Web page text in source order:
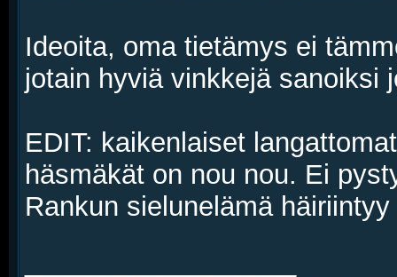
Ideoita, oma tietämys ei
jotain hyviä vinkkejä sanoiksi
EDIT: kaikenlaiset
häsmäkät on nou nou. Ei
Rankun sielunelämä